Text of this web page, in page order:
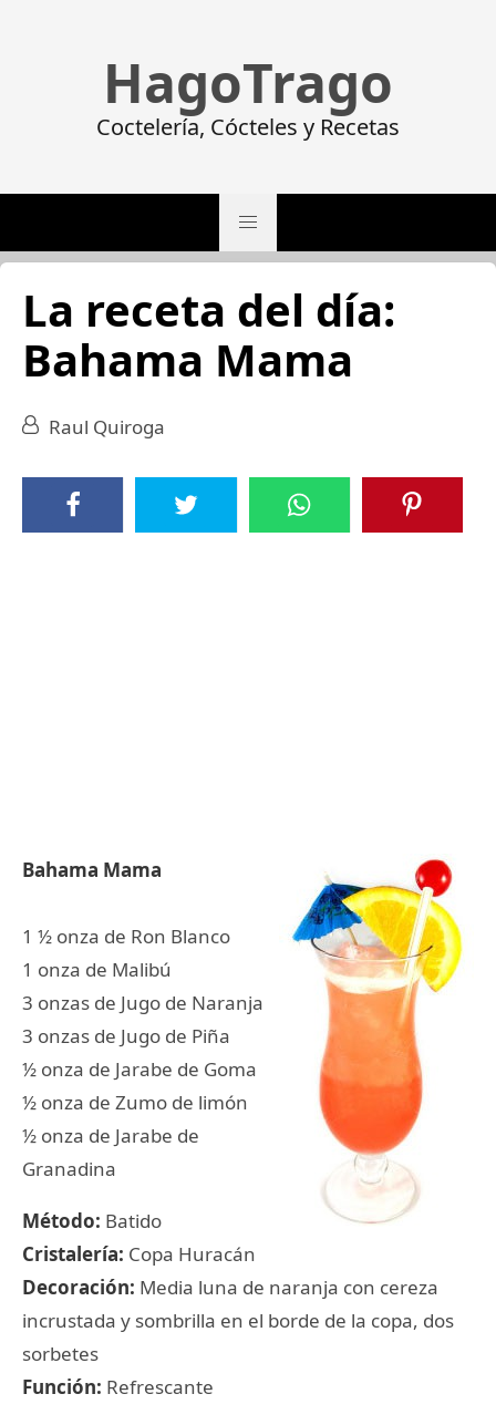
HagoTrago
Coctelería, Cócteles y Recetas
La receta del día:
Bahama Mama
Raul Quiroga
Bahama Mama
1 ½ onza de Ron Blanco
1 onza de Malibú
3 onzas de Jugo de Naranja
3 onzas de Jugo de Piña
½ onza de Jarabe de Goma
½ onza de Zumo de limón
½ onza de Jarabe de
Granadina
Método: Batido
Cristalería: Copa Huracán
Decoración: Media luna de naranja con cereza
incrustada y sombrilla en el borde de la copa, dos
sorbetes
Función: Refrescante